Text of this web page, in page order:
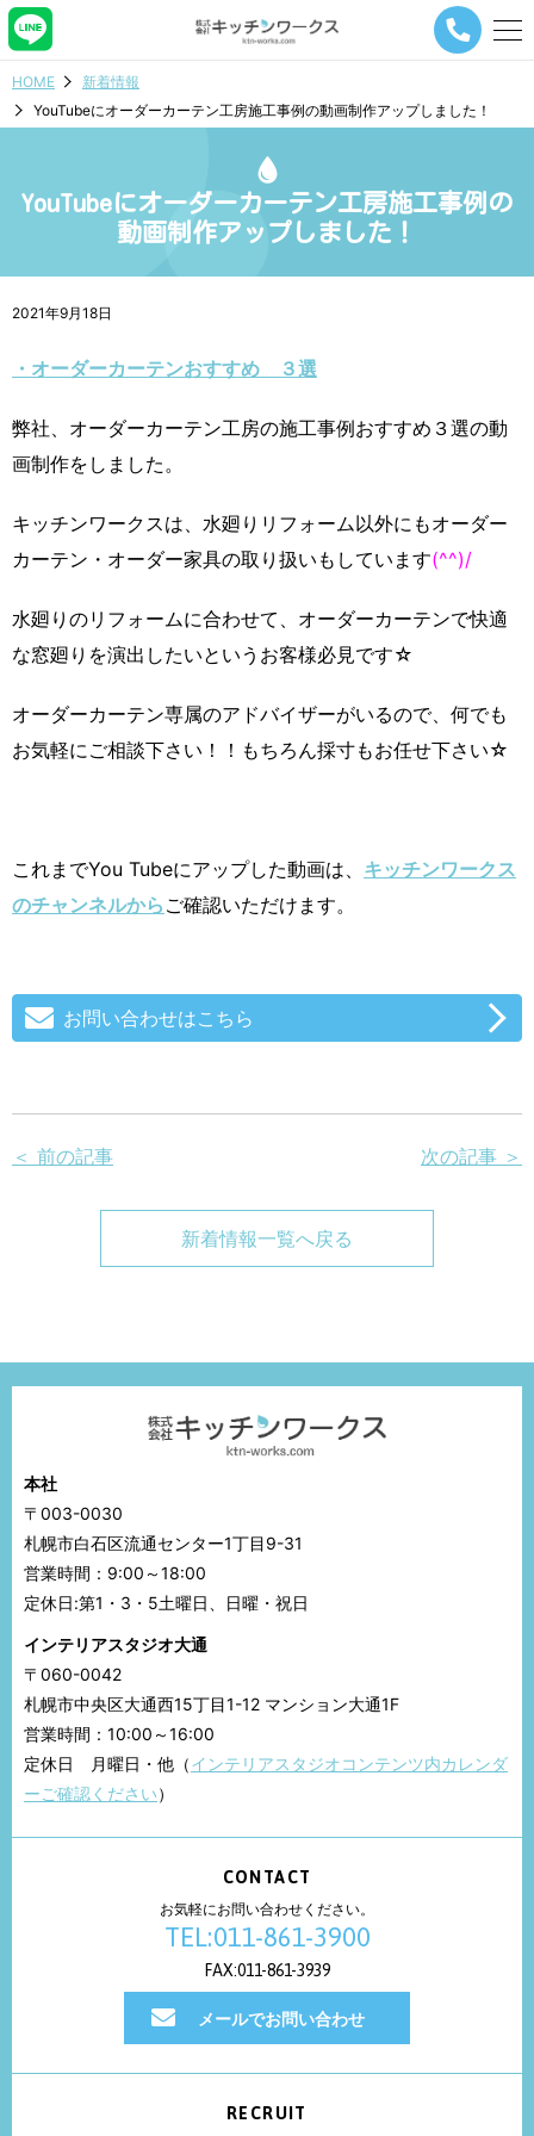
メ
ナ
ー
シ
ボ
HOME
新着情報
YouTubeにオーダーカーテン工房施工事例の動画制作アップしました！
YouTubeにオーダーカーテン工房施工事例の
動画制作アップしました！
2021年9月18日
・オーダーカーテンおすすめ ３選
弊社、オーダーカーテン工房の施工事例おすすめ３選の動
画制作をしました。
キッチンワークスは、水廻りリフォーム以外にもオーダー
カーテン・オーダー家具の取り扱いもしています(^^)/
水廻りのリフォームに合わせて、オーダーカーテンで快適
な窓廻りを演出したいというお客様必見です☆
オーダーカーテン専属のアドバイザーがいるので、何でも
お気軽にご相談下さい！！もちろん採寸もお任せ下さい☆
これまでYou Tubeにアップした動画は、 キッチンワークス
のチャンネルから ご確認いただけます。
お問い合わせはこちら
＜ 前の記事 次の記事 ＞
新着情報一覧へ戻る
本社
〒003-0030
札幌市白石区流通センター1丁目9-31
営業時間：9:00～18:00
定休日:第1・3・5土曜日、日曜・祝日
インテリアスタジオ大通
〒060-0042
札幌市中央区大通西15丁目1-12 マンション大通1F
営業時間：10:00～16:00
定休日 月曜日・他（インテリアスタジオコンテンツ内カレンダ
ーご確認ください）
CONTACT
お気軽にお問い合わせください。
TEL:011-861-3900
FAX:011-861-3939
メールでお問い合わせ
RECRUIT